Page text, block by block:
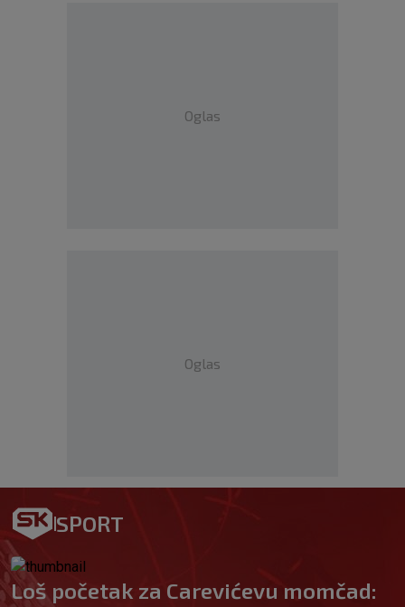
Oglas
Oglas
SPORT
Loš početak za Carevićevu momčad: